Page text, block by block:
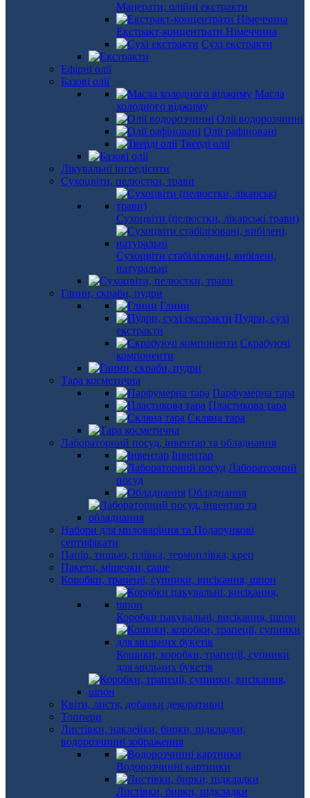
Мацерати, олійні екстракти
Екстракт-концентрати Німеччина
Сухі екстракти
Ефірні олії
Базові олії
Масла
холодного віджиму
Олії водорозчинні
Олії рафіновані
Тверді олії
Лікувальні інгредієнти
Сухоцвіти, пелюстки, трави
Сухоцвіти (пелюстки, лікарські трави)
Сухоцвіти стабілізовані, вибілені,
натуральні
Глини, скраби, пудри
Глини
Пудри, сухі
екстракти
Скрабуючі
компоненти
Тара косметична
Парфумерна тара
Пластикова тара
Скляна тара
Лабораторний посуд, інвентар та обладнання
Інвентар
Лабораторний
посуд
Обладнання
Набори для миловаріння та Подарункові
сертифікати
Папір, тишью, плівка, термоплівка, креп
Пакети, мішечки, саше
Коробки, трапеції, супники, висікання, шпон
Коробки пакувальні, висікання, шпон
Кошики, коробки, трапеції, супники
для мильних букетів
Квіти, листя, добавки декоративні
Топпери
Листівки, наклейки, бирки, підкладки,
водорозчинні зображення
Водорозчинні картинки
Листівки, бирки, підкладки